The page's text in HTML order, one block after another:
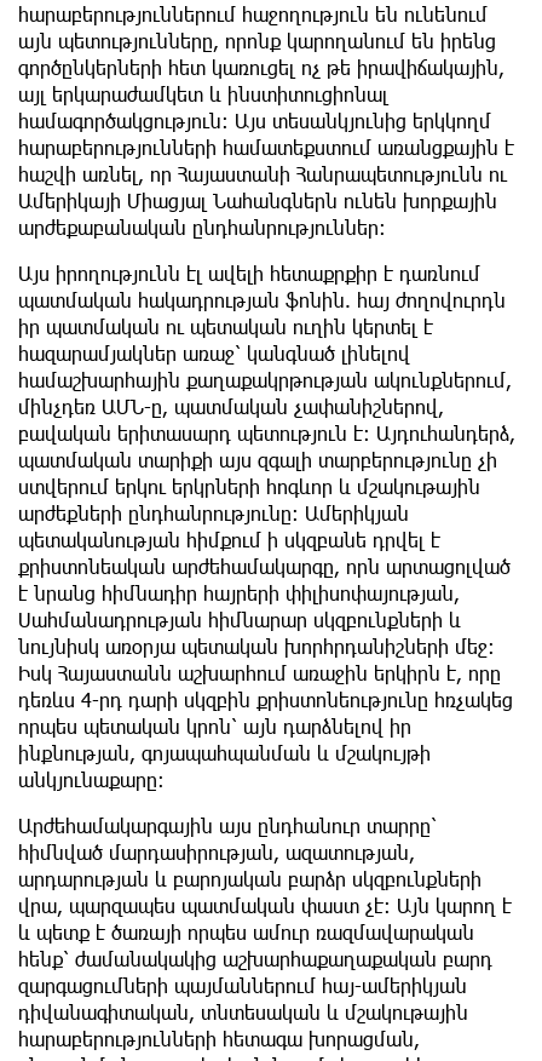
հարաբերություններում հաջողություն են ունենում
այն պետությունները, որոնք կարողանում են իրենց
գործընկերների հետ կառուցել ոչ թե իրավիճակային,
այլ երկարաժամկետ և ինստիտուցիոնալ
համագործակցություն։ Այս տեսանկյունից երկկողմ
հարաբերությունների համատեքստում առանցքային է
հաշվի առնել, որ Հայաստանի Հանրապետությունն ու
Ամերիկայի Միացյալ Նահանգներն ունեն խորքային
արժեքաբանական ընդհանրություններ։
Այս իրողությունն էլ ավելի հետաքրքիր է դառնում
պատմական հակադրության ֆոնին. հայ ժողովուրդն
իր պատմական ու պետական ուղին կերտել է
հազարամյակներ առաջ՝ կանգնած լինելով
համաշխարհային քաղաքակրթության ակունքներում,
մինչդեռ ԱՄՆ-ը, պատմական չափանիշներով,
բավական երիտասարդ պետություն է։ Այդուհանդերձ,
պատմական տարիքի այս զգալի տարբերությունը չի
ստվերում երկու երկրների հոգևոր և մշակութային
արժեքների ընդհանրությունը։ Ամերիկյան
պետականության հիմքում ի սկզբանե դրվել է
քրիստոնեական արժեհամակարգը, որն արտացոլված
է նրանց հիմնադիր հայրերի փիլիսոփայության,
Սահմանադրության հիմնարար սկզբունքների և
նույնիսկ առօրյա պետական խորհրդանիշների մեջ։
Իսկ Հայաստանն աշխարհում առաջին երկիրն է, որը
դեռևս 4-րդ դարի սկզբին քրիստոնեությունը հռչակեց
որպես պետական կրոն՝ այն դարձնելով իր
ինքնության, գոյապահպանման և մշակույթի
անկյունաքարը։
Արժեհամակարգային այս ընդհանուր տարրը՝
հիմնված մարդասիրության, ազատության,
արդարության և բարոյական բարձր սկզբունքների
վրա, պարզապես պատմական փաստ չէ։ Այն կարող է
և պետք է ծառայի որպես ամուր ռազմավարական
հենք՝ ժամանակակից աշխարհաքաղաքական բարդ
զարգացումների պայմաններում հայ-ամերիկյան
դիվանագիտական, տնտեսական և մշակութային
հարաբերությունների հետագա խորացման,